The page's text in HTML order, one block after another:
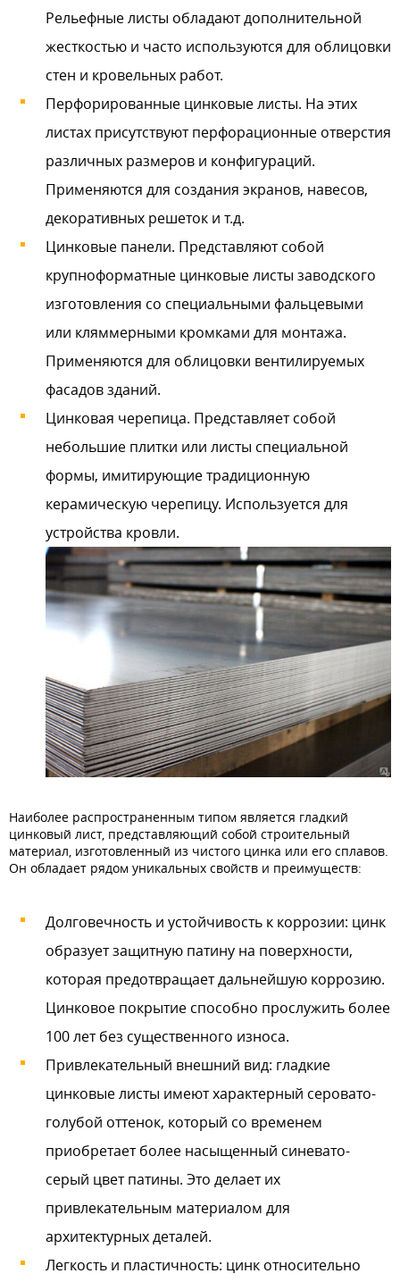
Рельефные листы обладают дополнительной
жесткостью и часто используются для облицовки
стен и кровельных работ.
Перфорированные цинковые листы. На этих
листах присутствуют перфорационные отверстия
различных размеров и конфигураций.
Применяются для создания экранов, навесов,
декоративных решеток и т.д.
Цинковые панели. Представляют собой
крупноформатные цинковые листы заводского
изготовления со специальными фальцевыми
или кляммерными кромками для монтажа.
Применяются для облицовки вентилируемых
фасадов зданий.
Цинковая черепица. Представляет собой
небольшие плитки или листы специальной
формы, имитирующие традиционную
керамическую черепицу. Используется для
устройства кровли.
Наиболее распространенным типом является гладкий
цинковый лист, представляющий собой строительный
материал, изготовленный из чистого цинка или его сплавов.
Он обладает рядом уникальных свойств и преимуществ:
Долговечность и устойчивость к коррозии: цинк
образует защитную патину на поверхности,
которая предотвращает дальнейшую коррозию.
Цинковое покрытие способно прослужить более
100 лет без существенного износа.
Привлекательный внешний вид: гладкие
цинковые листы имеют характерный серовато-
голубой оттенок, который со временем
приобретает более насыщенный синевато-
серый цвет патины. Это делает их
привлекательным материалом для
архитектурных деталей.
Легкость и пластичность: цинк относительно